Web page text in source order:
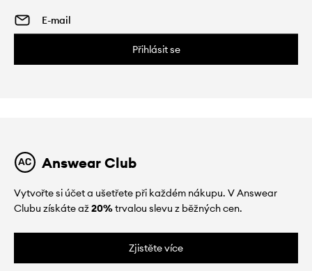
Přihlásit se
Answear Club
Vytvořte si účet a ušetřete při každém nákupu. V Answear
Clubu získáte až20%trvalou slevu z běžných cen.
Zjistěte více